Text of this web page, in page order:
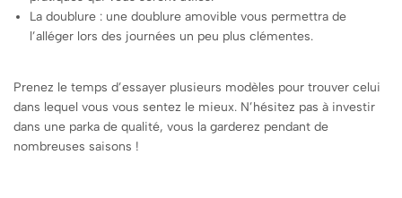
La doublure : une doublure amovible vous permettra de
l’alléger lors des journées un peu plus clémentes.
Prenez le temps d’essayer plusieurs modèles pour trouver celui
dans lequel vous vous sentez le mieux. N’hésitez pas à investir
dans une parka de qualité, vous la garderez pendant de
nombreuses saisons !